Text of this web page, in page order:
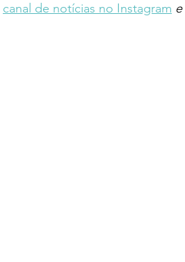
canal de notícias no Instagram e